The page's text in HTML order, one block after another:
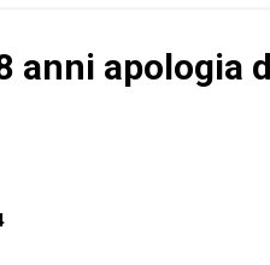
anni apologia